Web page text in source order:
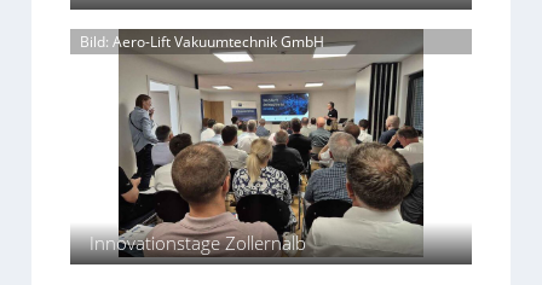
t
e
n
s
v
e
s
T
e
a
k
u
n
g
s
m
a
s
c
h
S
a
l
a
t
i
e
u
n
d
k
o
r
r
o
s
i
Bild: Aero-Lift Vakuumtechnik GmbH
Innovationstage Zollernalb